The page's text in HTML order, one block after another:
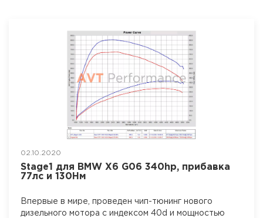
02.10.2020
Stage1 для BMW X6 G06 340hp, прибавка
77лс и 130Нм
Впервые в мире, проведен чип-тюнинг нового
дизельного мотора с индексом 40d и мощностью